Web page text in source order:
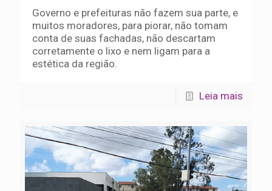
Governo e prefeituras não fazem sua parte, e
muitos moradores, para piorar, não tomam
conta de suas fachadas, não descartam
corretamente o lixo e nem ligam para a
estética da região.
Leia mais